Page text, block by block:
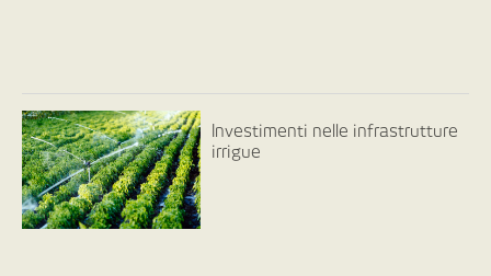
Investimenti nelle infrastrutture
irrigue